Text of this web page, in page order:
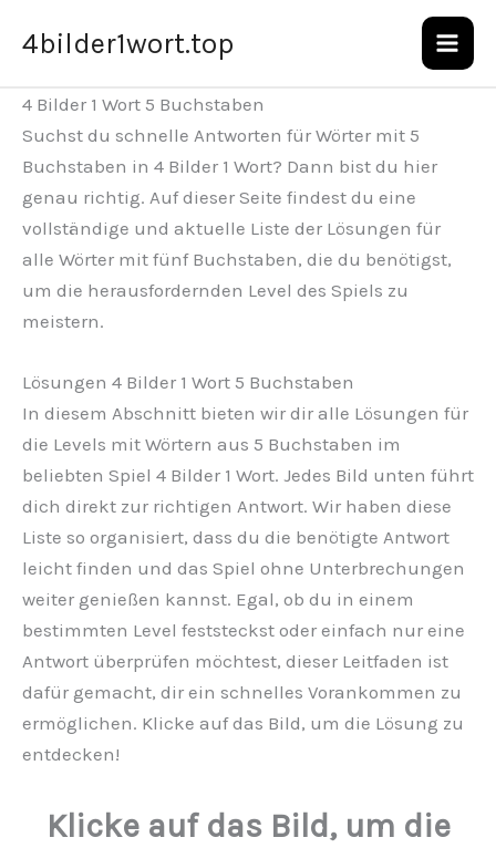
Inhalt
4bilder1wort.top
4 Bilder 1 Wort 5 Buchstaben
Suchst du schnelle Antworten für Wörter mit 5
Buchstaben in 4 Bilder 1 Wort? Dann bist du hier
genau richtig. Auf dieser Seite findest du eine
vollständige und aktuelle Liste der Lösungen für
alle Wörter mit fünf Buchstaben, die du benötigst,
um die herausfordernden Level des Spiels zu
meistern.
Lösungen 4 Bilder 1 Wort 5 Buchstaben
In diesem Abschnitt bieten wir dir alle Lösungen für
die Levels mit Wörtern aus 5 Buchstaben im
beliebten Spiel 4 Bilder 1 Wort. Jedes Bild unten führt
dich direkt zur richtigen Antwort. Wir haben diese
Liste so organisiert, dass du die benötigte Antwort
leicht finden und das Spiel ohne Unterbrechungen
weiter genießen kannst. Egal, ob du in einem
bestimmten Level feststeckst oder einfach nur eine
Antwort überprüfen möchtest, dieser Leitfaden ist
dafür gemacht, dir ein schnelles Vorankommen zu
ermöglichen. Klicke auf das Bild, um die Lösung zu
entdecken!
Klicke auf das Bild, um die